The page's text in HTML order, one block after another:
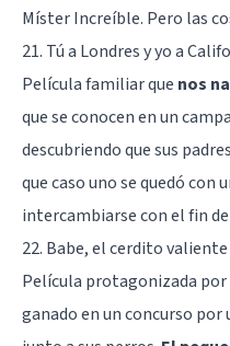
Míster Increíble. Pero las
21. Tú a Londres y yo a
Película familiar que nos
que se conocen en un
descubriendo que sus
que caso uno se quedó con
intercambiarse con el fin
22. Babe, el cerdito
Película protagonizada por
ganado en un concurso